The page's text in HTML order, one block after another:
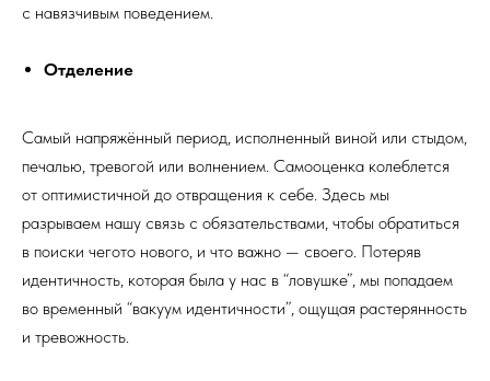
с навязчивым поведением.
Отделение
Самый напряжённый период, исполненный виной или стыдом,
печалью, тревогой или волнением. Самооценка колеблется
от оптимистичной до отвращения к себе. Здесь мы
разрываем нашу связь с обязательствами, чтобы обратиться
в поиски чегото нового, и что важно — своего. Потеряв
идентичность, которая была у нас в “ловушке”, мы попадаем
во временный “вакуум идентичности”, ощущая растерянность
и тревожность.